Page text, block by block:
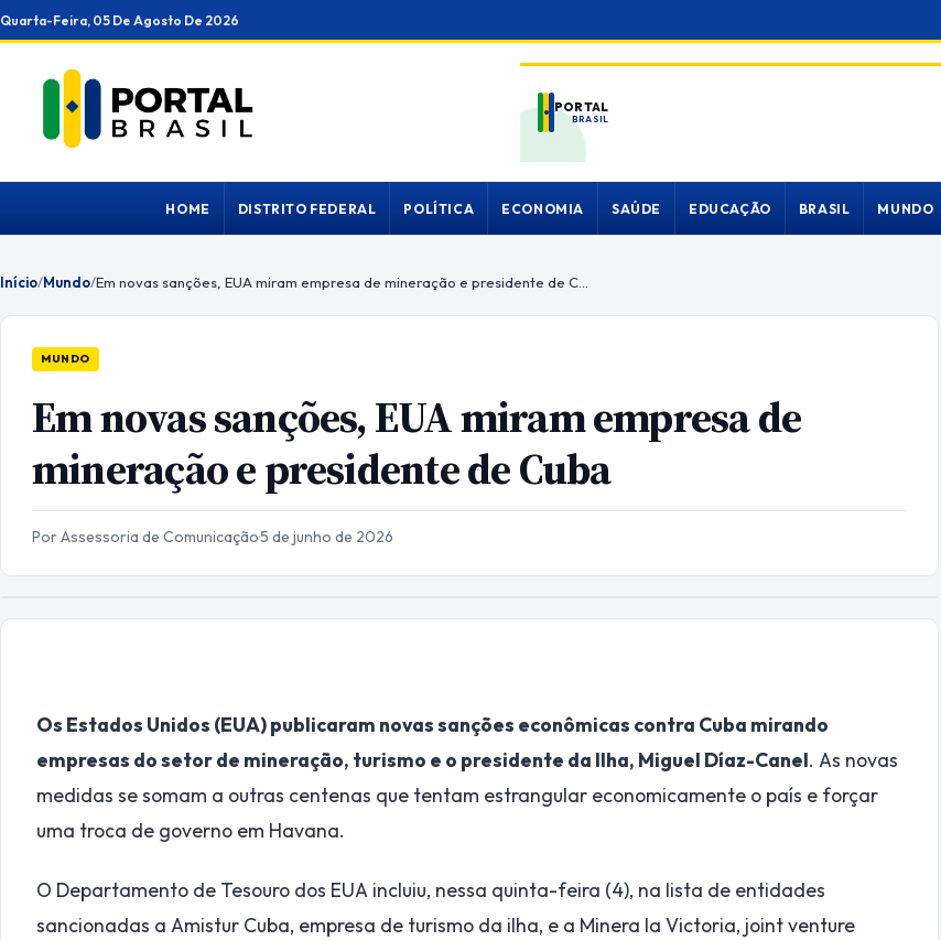
Ir
para
conteúdo
Quarta-Feira, 05 De Agosto De 2026
PORTAL
BRASIL
HOME DISTRITO FEDERAL POLÍTICA ECONOMIA SAÚDE EDUCAÇÃO BRASIL MUNDO
Início/Mundo/
MUNDO
Em novas sanções, EUA miram empresa de
mineração e presidente de Cuba
Por Assessoria de Comunicação·5 de junho de 2026
Os Estados Unidos (EUA) publicaram novas sanções econômicas contra Cuba mirando
empresas do setor de mineração, turismo e o presidente da Ilha, Miguel Díaz-Canel. As novas
medidas se somam a outras centenas que tentam estrangular economicamente o país e forçar
uma troca de governo em Havana.
O Departamento de Tesouro dos EUA incluiu, nessa quinta-feira (4), na lista de entidades
sancionadas a Amistur Cuba, empresa de turismo da ilha, e a Minera la Victoria, joint venture